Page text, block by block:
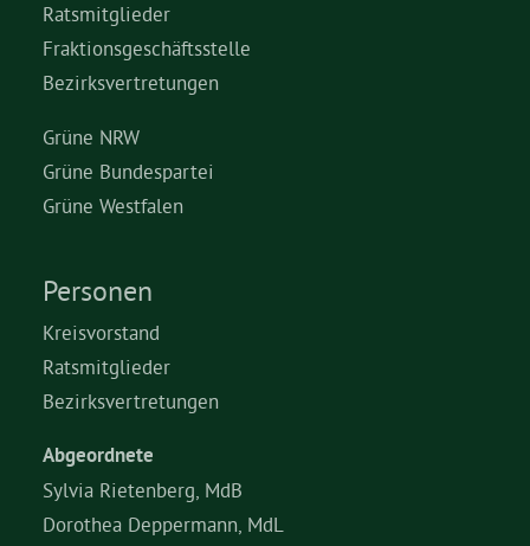
Ratsmitglieder
Fraktionsgeschäftsstelle
Bezirksvertretungen
Grüne NRW
Grüne Bundespartei
Grüne Westfalen
Personen
Kreisvorstand
Ratsmitglieder
Bezirksvertretungen
Abgeordnete
Sylvia Rietenberg, MdB
Dorothea Deppermann, MdL